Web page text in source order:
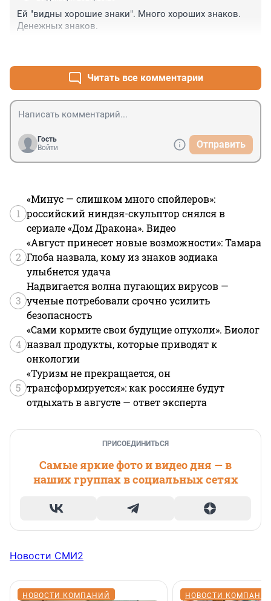
Ей "видны хорошие знаки". Много хороших знаков.
Денежных знаков.
Читать все комментарии
Гость
Войти
Отправить
1
«Минус — слишком много спойлеров»:
российский ниндзя-скульптор снялся в
сериале «Дом Дракона». Видео
2
«Август принесет новые возможности»: Тамара
Глоба назвала, кому из знаков зодиака
улыбнется удача
3
Надвигается волна пугающих вирусов —
ученые потребовали срочно усилить
безопасность
4
«Сами кормите свои будущие опухоли». Биолог
назвал продукты, которые приводят к
онкологии
5
«Туризм не прекращается, он
трансформируется»: как россияне будут
отдыхать в августе — ответ эксперта
ПРИСОЕДИНИТЬСЯ
Самые яркие фото и видео дня — в
наших группах в социальных сетях
Новости СМИ2
НОВОСТИ КОМПАНИЙ НОВОСТИ